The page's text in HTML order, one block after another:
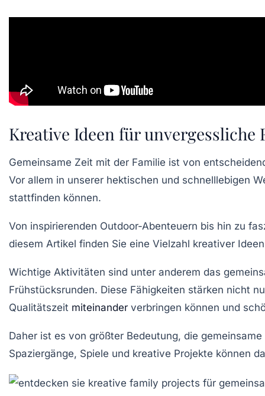
Kreative Ideen für
Gemeinsame Zeit mit der Familie ist von
Vor allem in unserer hektischen und schnelllebigen
stattfinden können.
Von inspirierenden Outdoor-Abenteuern bis hin zu
diesem Artikel finden Sie eine Vielzahl kreativer
Wichtige Aktivitäten sind unter anderem das
Frühstücksrunden. Diese Fähigkeiten stärken nicht
Qualitätszeit miteinander verbringen können und
Daher ist es von größter Bedeutung, die
Spaziergänge, Spiele und kreative Projekte können